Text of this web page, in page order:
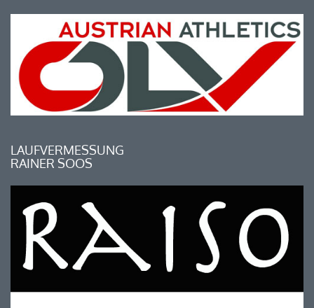
LAUFVERMESSUNG
RAINER SOOS